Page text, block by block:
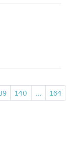
140 ... 164